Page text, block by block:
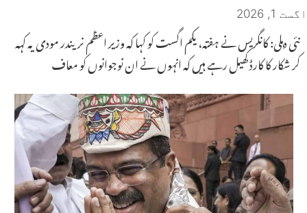
اگست 1, 2026
نئی دہلی: کانگریس نے ہفتہ، یکم اگست کو کہا کہ وزیر اعظم نریندر مودی یہ کہہ
کر شکار کا کارڈ کھیل رہے ہیں کہ انہوں نے ان نوجوانوں کو معاف